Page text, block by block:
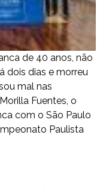
de 40 anos, não
dois dias e morreu
mal nas
Fuentes, o
com o São Paulo
Paulista